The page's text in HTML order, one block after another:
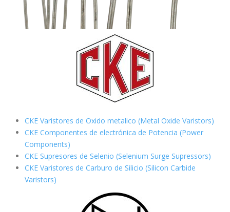
CKE Varistores de Oxido metalico (Metal Oxide Varistors)
CKE Componentes de electrónica de Potencia (Power
Components)
CKE Supresores de Selenio (Selenium Surge Supressors)
CKE Varistores de Carburo de Silicio (Silicon Carbide
Varistors)